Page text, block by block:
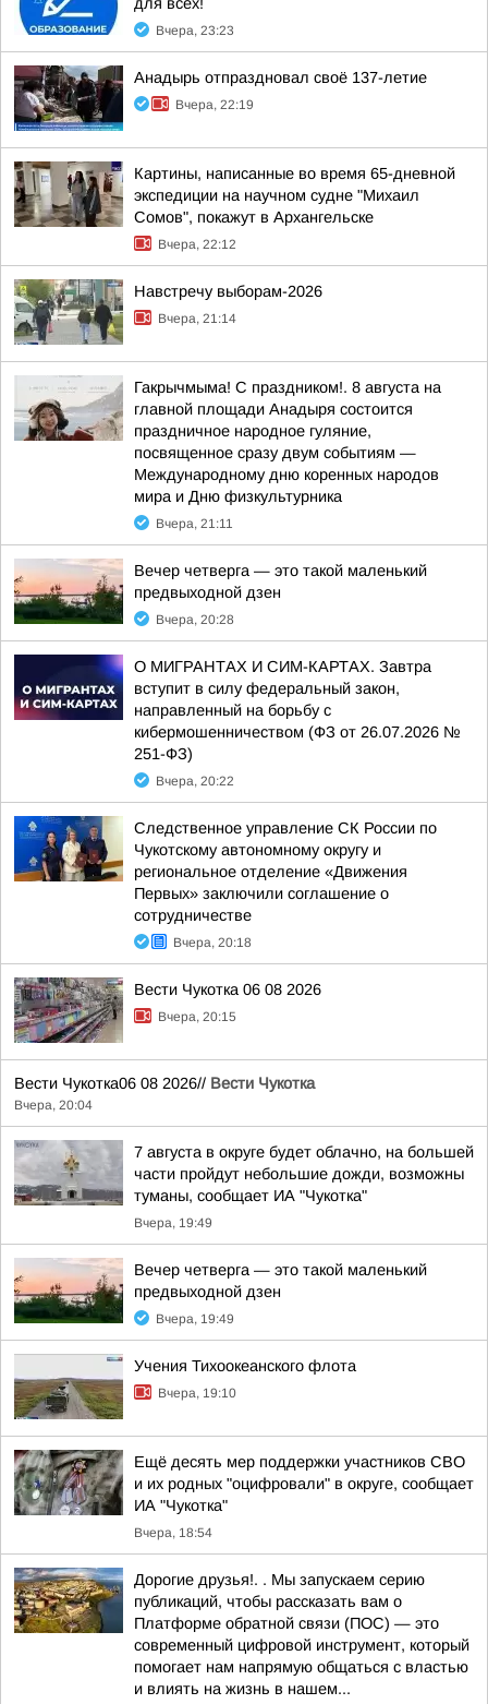
Вчера, 23:23
Анадырь отпраздновал своё 137-летие
Вчера, 22:19
Картины, написанные во время 65-дневной
экспедиции на научном судне "Михаил
Сомов", покажут в Архангельске
Вчера, 22:12
Навстречу выборам-2026
Вчера, 21:14
Гакрычмыма! С праздником!. 8 августа на
главной площади Анадыря состоится
праздничное народное гуляние,
посвященное сразу двум событиям —
Международному дню коренных народов
мира и Дню физкультурника
Вчера, 21:11
Вечер четверга — это такой маленький
предвыходной дзен
Вчера, 20:28
О МИГРАНТАХ И СИМ-КАРТАХ. Завтра
вступит в силу федеральный закон,
направленный на борьбу с
кибермошенничеством (ФЗ от 26.07.2026 №
251-ФЗ)
Вчера, 20:22
Следственное управление СК России по
Чукотскому автономному округу и
региональное отделение «Движения
Первых» заключили соглашение о
сотрудничестве
Вчера, 20:18
Вести Чукотка 06 08 2026
Вчера, 20:15
Вести Чукотка06 08 2026// Вести Чукотка
Вчера, 20:04
7 августа в округе будет облачно, на большей
части пройдут небольшие дожди, возможны
туманы, сообщает ИА "Чукотка"
Вчера, 19:49
Вечер четверга — это такой маленький
предвыходной дзен
Вчера, 19:49
Учения Тихоокеанского флота
Вчера, 19:10
Ещё десять мер поддержки участников СВО
и их родных "оцифровали" в округе, сообщает
ИА "Чукотка"
Вчера, 18:54
Дорогие друзья!. . Мы запускаем серию
публикаций, чтобы рассказать вам о
Платформе обратной связи (ПОС) — это
современный цифровой инструмент, который
помогает нам напрямую общаться с властью
и влиять на жизнь в нашем...